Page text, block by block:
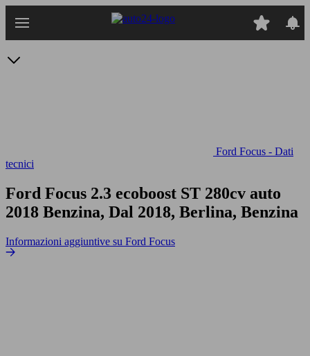
Ford Focus - Dati
tecnici
Ford Focus 2.3 ecoboost ST 280cv auto
2018 Benzina, Dal 2018, Berlina, Benzina
Informazioni aggiuntive su Ford Focus